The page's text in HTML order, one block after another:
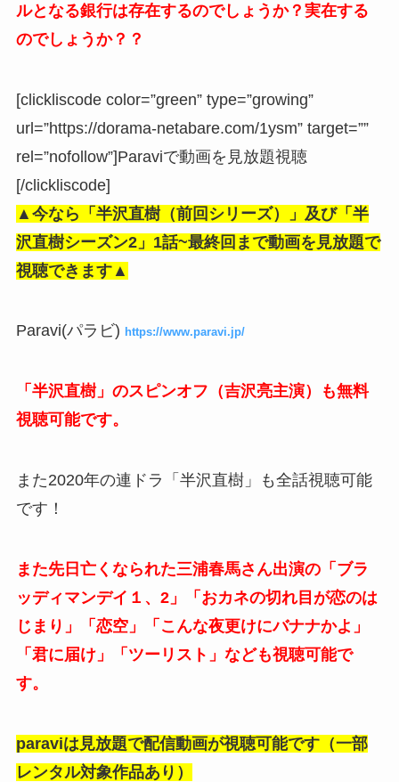
ルとなる銀行は存在するのでしょうか？実在する
のでしょうか？？
[clickliscode color=”green” type=”growing”
url=”https://dorama-netabare.com/1ysm” target=””
rel=”nofollow”]Paraviで動画を見放題視聴
[/clickliscode]
▲今なら 「半沢直樹（前回シリーズ）」及び「半
沢直樹シーズン2」 1話~最終回まで動画を見放題で
視聴できます▲
Paravi(パラビ) https://www.paravi.jp/
「半沢直樹」のスピンオフ（吉沢亮主演）も無料
視聴可能です。
また2020年の連ドラ「半沢直樹」も全話視聴可能
です！
また先日亡くなられた三浦春馬さん出演の「ブラ
ッディマンデイ１、2」「おカネの切れ目が恋のは
じまり」「恋空」「こんな夜更けにバナナかよ」
「君に届け」「ツーリスト」なども視聴可能で
す。
paraviは見放題で配信動画が視聴可能です（一部
レンタル対象作品あり）